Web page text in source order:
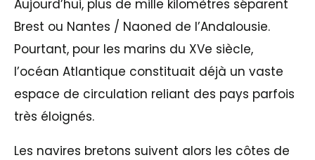
Aujourd’hui, plus de mille kilomètres séparent
Brest ou Nantes / Naoned de l’Andalousie.
Pourtant, pour les marins du XVe siècle,
l’océan Atlantique constituait déjà un vaste
espace de circulation reliant des pays parfois
très éloignés.
Les navires bretons suivent alors les côtes de